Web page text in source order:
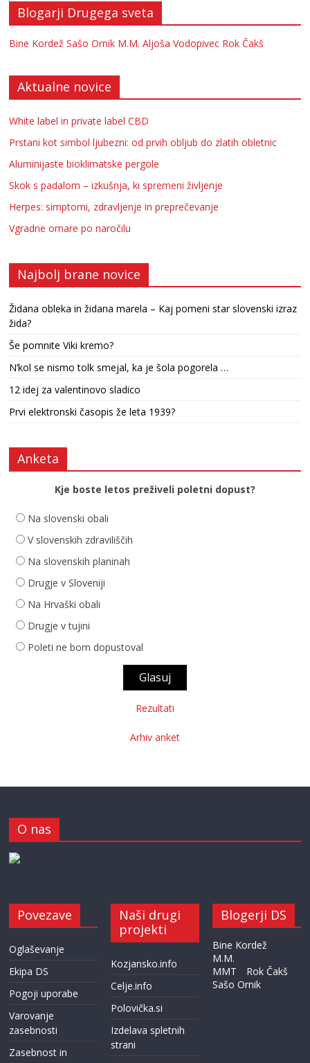
Blogarji Drugega sveta
Bine Kordež Sašo Ornik M.M. Aljoša Vodopivec Rok Čakš
Aktualne novice
White label in private label CBD
Prstani kot simbol ljubezni: od prvih obljub do zlatih obletnic
Aluminijaste bioklimatske pergole
Skok s padalom – izkušnja, ki spremeni življenje
Herpes: simptomi, zdravljenje in preprečevanje
Vgradne omare po naročilu
Najbolj brane novice
Židana obleka in židana marela – Kaj pomeni star slovenski izraz
žida?
Še pomnite Viki kremo?
N’kol se nismo tolk smejal, ka je šola pogorela …
12 idej za valentinovo sladico
Prvi elektronski časopis že leta 1939?
Anketa
Kje boste letos preživeli poletni dopust?
Na slovenski obali
V slovenskih zdraviliščih
Na slovenskih planinah
Drugje v Sloveniji
Na Hrvaški obali
Drugje v tujini
Poleti ne bom dopustoval
Rezultati
Arhiv anket
O nas
Povezave
Oglaševanje
Ekipa DS
Pogoji uporabe
Varovanje
zasebnosti
Zasebnost in
Naši drugi
projekti
Kozjansko.info
Celje.info
Polovička.si
Izdelava spletnih
strani
Blogerji DS
Bine Kordež
M.M.
MMT
Rok Čakš
Sašo Ornik